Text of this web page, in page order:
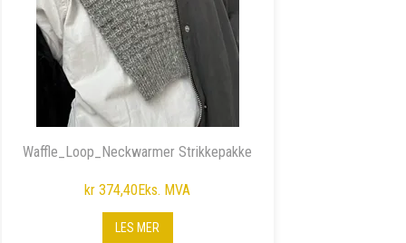
Waffle_Loop_Neckwarmer Strikkepakke
kr 374,40Eks. MVA
LES MER